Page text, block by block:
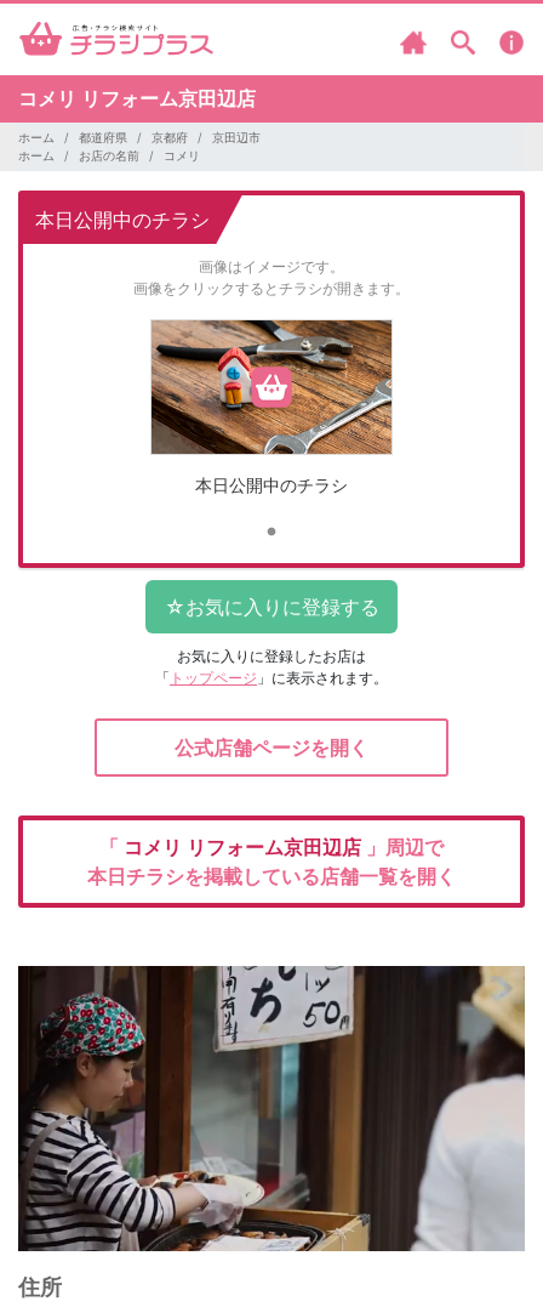
コメリ リフォーム京田辺店
ホーム 都道府県 京都府
京田辺市
ホーム
お店の名前 コメリ
本日公開中のチラシ
画像はイメージです。
画像をクリックするとチラシが開きます。
本日公開中のチラシ
お気に入りに登録したお店は
「 トップページ 」に表示されます。
公式店舗ページを開く
「 コメリ リフォーム京田辺店 」周辺で
本日チラシを掲載している店舗一覧を開く
住所